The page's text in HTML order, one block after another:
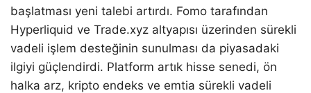
başlatması yeni talebi artırdı. Fomo tarafından
Hyperliquid ve Trade.xyz altyapısı üzerinden sürekli
vadeli işlem desteğinin sunulması da piyasadaki
ilgiyi güçlendirdi. Platform artık hisse senedi, ön
halka arz, kripto endeks ve emtia sürekli vadeli